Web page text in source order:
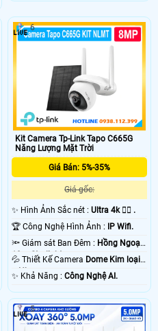
Kit Camera Tp-Link Tapo C665G
Năng Lượng Mặt Trời
Giá Bán: 5%-35%
Giá gốc:
✨ Hình Ảnh Sắc nét :Ultra 4k 👍🏾 .
🏆 Công Nghệ Hình Ảnh :
IP Wifi.
🔦 Giám sát Ban Đêm : Hồng Ngoại
10m Starlight.
💦 Thiết Kế Camera Dome Kim loại
+ Nhựa.
️✨ Khả Năng :Công Nghệ AI.
6
5